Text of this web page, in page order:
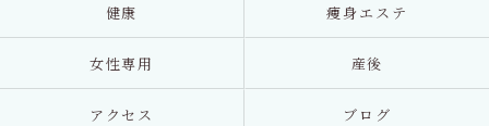
健康 痩身エステ
女性専用 産後
アクセス ブログ